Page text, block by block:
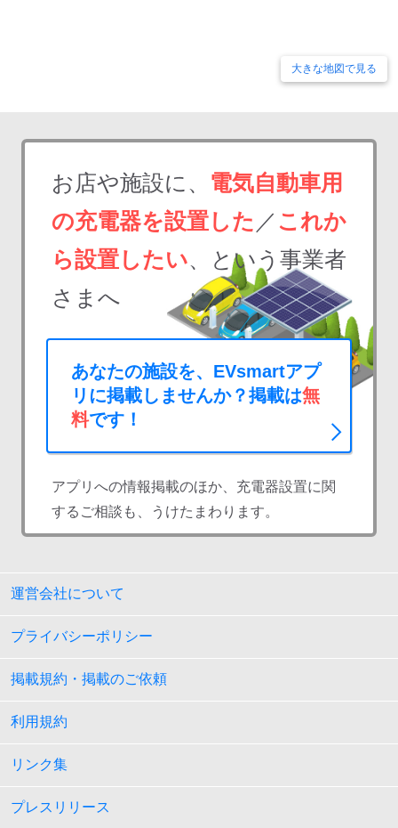
大きな地図で見る
お店や施設に、 電気自動車用
の充電器を設置した ／ これか
ら設置したい、という事業者
さまへ
あなたの施設を、EVsmartアプ
リに掲載しませんか？掲載は無
料です！
アプリへの情報掲載のほか、充電器設置に関
するご相談も、うけたまわります。
運営会社について
プライバシーポリシー
掲載規約・掲載のご依頼
利用規約
リンク集
プレスリリース